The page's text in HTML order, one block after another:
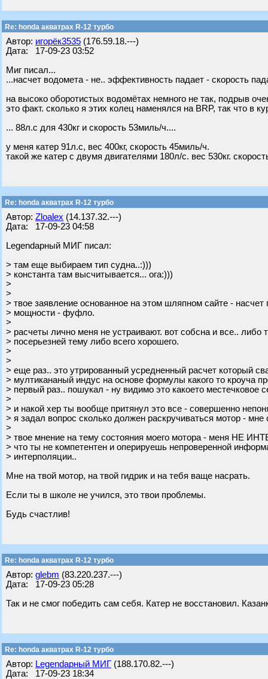
Re: honda акватрах R-12 турбо
Автор: игорёк3535 (176.59.18.---)
Дата: 17-09-23 03:52
Миг писал...
...насчет водомета - не.. эффективность падает - скорость
на высоко оборотистых водомётах немного не так, подрыв
это факт. сколько я этих колец наменялся на BRP, так что в
... 88л.с для 430кг и скорость 53миль/ч....
у меня катер 91л.с, вес 400кг, скорость 45миль/ч.
такой же катер с двумя двигателями 180л/с. вес 530кг.
Re: honda акватрах R-12 турбо
Автор: Zloalex (14.137.32.---)
Дата: 17-09-23 04:58
Legendарный МИГ писал:
> там еще выбираем тип судна..:)))
> константа там высчитывается... ога:)))
>
>
> твое заявление основанное на этом шляпном сайте - насчет
> мощности - фуфло.
>
> расчеты лично меня не устраивают. вот собсна и все.. либо
> посерьезней тему либо всего хорошего.
>
>
> еще раз.. это утрированный усредненный расчет который
> мултикананый индус на основе формулы какого то кроуча
> первый раз.. пошукал - ну видимо это какоето местечковое
>
> и накой хер ты вообще притянул это все - совершенно
> я задал вопрос сколько должен раскручиваться мотор - мне
>
> твое мнение на тему состояния моего мотора - меня НЕ
> что ты не компетентен и оперируешь непроверенной
> интерполяции..
Мне на твой мотор, на твой гидрик и на тебя ваще насрать.
Если ты в школе не учился, это твои проблемы.
Будь счастлив!
Re: honda акватрах R-12 турбо
Автор: glebm (83.220.237.---)
Дата: 17-09-23 05:28
Так и не смог победить сам себя. Катер не восстановил.
Re: honda акватрах R-12 турбо
Автор: Legendарный МИГ (188.170.82.---)
Дата: 17-09-23 18:34